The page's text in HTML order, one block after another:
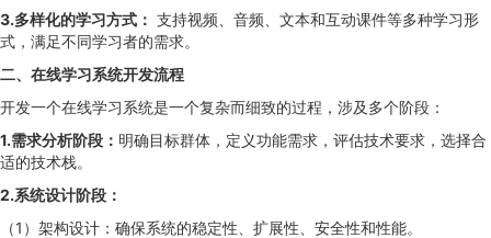
3.多样化的学习方式： 支持视频、音频、文本和互动课件等多种学习形
式，满足不同学习者的需求。
二、在线学习系统开发流程
开发一个在线学习系统是一个复杂而细致的过程，涉及多个阶段：
1.需求分析阶段： 明确目标群体，定义功能需求，评估技术要求，选择合
适的技术栈。
2.系统设计阶段：
（1）架构设计：确保系统的稳定性、扩展性、安全性和性能。